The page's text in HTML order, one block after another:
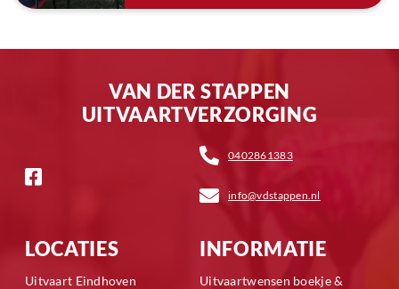
VAN DER STAPPEN
UITVAARTVERZORGING
0402861383
info@vdstappen.nl
LOCATIES
Uitvaart Eindhoven
INFORMATIE
Uitvaartwensen boekje &